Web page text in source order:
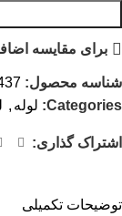
برای مقایسه
شناسه محصول:
Categories: لوله ,
اشتراک گذاری:
توضیحات تکمیلی